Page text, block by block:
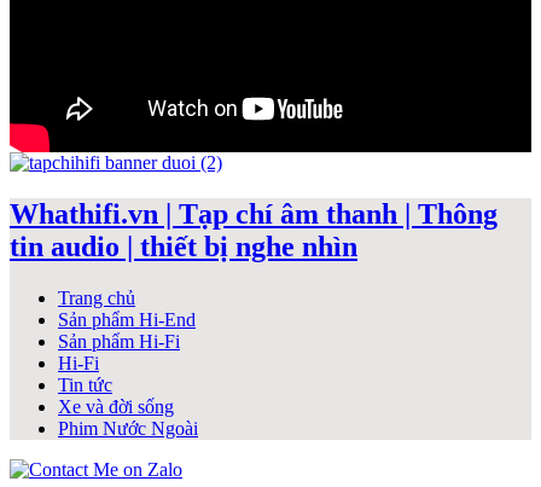
Whathifi.vn | Tạp chí âm thanh | Thông
tin audio | thiết bị nghe nhìn
Trang chủ
Sản phẩm Hi-End
Sản phẩm Hi-Fi
Hi-Fi
Tin tức
Xe và đời sống
Phim Nước Ngoài